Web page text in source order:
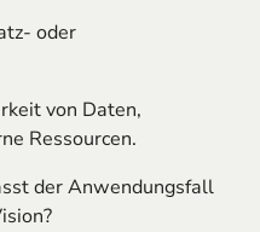
oder
von Daten,
Ressourcen.
der Anwendungsfall